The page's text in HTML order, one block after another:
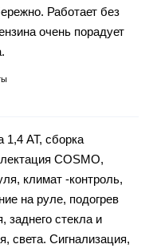
Работает без
очень порадует
АТ, сборка
COSMO,
климат -контроль,
на руле, подогрев
заднего стекла и
света. Сигнализация,